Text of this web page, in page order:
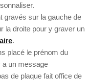
gravés sur la gauche de
la droite pour y graver un
.
placé le prénom du
a un message
de plaque fait office de